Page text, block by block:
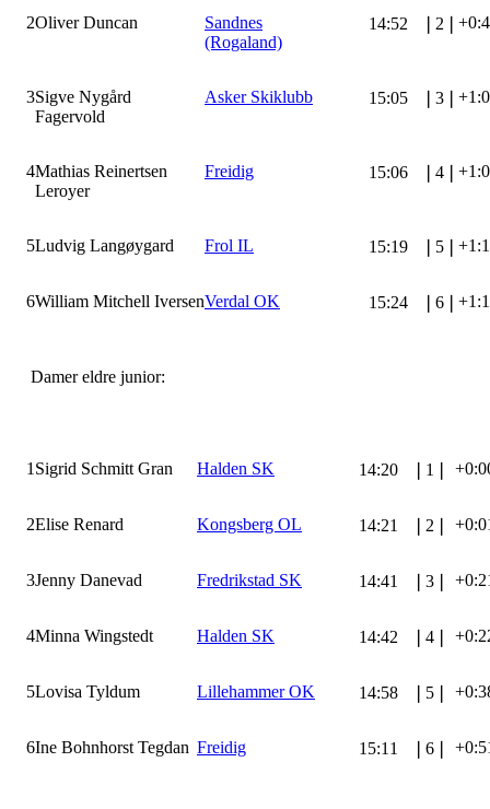
2Oliver Duncan
Sandnes
(Rogaland)
14:52 2
3Sigve Nygård
Fagervold
Asker Skiklubb 15:05 3
4Mathias Reinertsen
Leroyer
Freidig 15:06 4
5Ludvig Langøygard Frol IL 15:19 5
6William Mitchell IversenVerdal OK 15:24 6
Damer eldre junior:
1 Sigrid Schmitt Gran Halden SK 14:20 1
2Elise Renard Kongsberg OL 14:21 2
3Jenny Danevad Fredrikstad SK 14:41 3
4Minna Wingstedt Halden SK 14:42 4
5Lovisa Tyldum Lillehammer OK 14:58 5
6Ine Bohnhorst Tegdan Freidig 15:11 6